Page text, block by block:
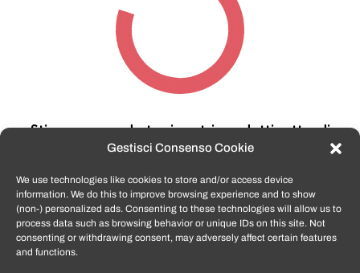
Gestisci Consenso Cookie
We use technologies like cookies to store and/or access device
information. We do this to improve browsing experience and to show
(non-) personalized ads. Consenting to these technologies will allow us to
process data such as browsing behavior or unique IDs on this site. Not
consenting or withdrawing consent, may adversely affect certain features
and functions.
Stiamo cercando tra i nostri prodotti, attendi
qualche secondo…
TomatoSmartphone.itè lo shop n.1 in italia per
smartphone ricondizionati garantiti e certificati
di tutte le marche,APPLE, SAMSUNG, HUAWEI,
ONEPLUS, XIAOMI e tanto altro